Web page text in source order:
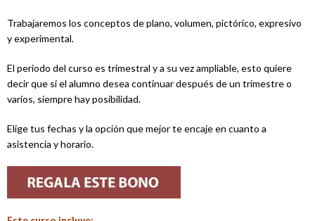
Trabajaremos los conceptos de plano, volumen, pictórico, expresivo
y experimental.
El periodo del curso es trimestral y a su vez ampliable, esto quiere
decir que si el alumno desea continuar después de un trimestre o
varios, siempre hay posibilidad.
Elige tus fechas y la opción que mejor te encaje en cuanto a
asistencia y horario.